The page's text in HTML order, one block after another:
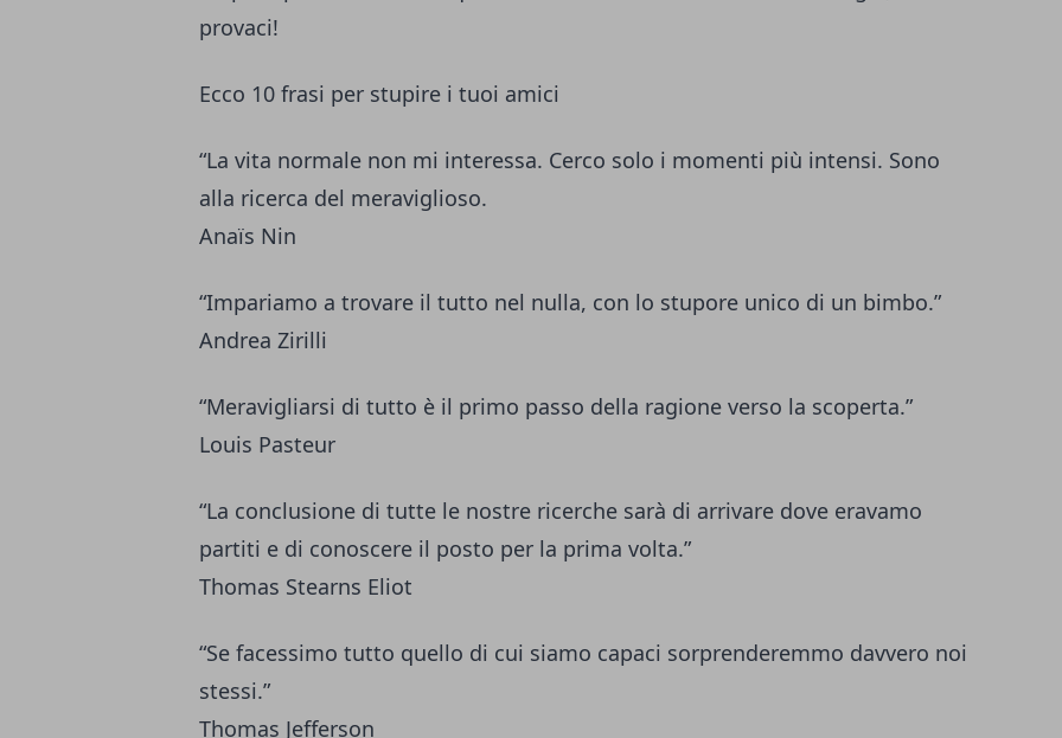
provaci!
Ecco 10 frasi per stupire i tuoi amici
“La vita normale non mi interessa. Cerco solo i momenti più intensi. Sono
alla ricerca del meraviglioso.
Anaïs Nin
“Impariamo a trovare il tutto nel nulla, con lo stupore unico di un bimbo.”
Andrea Zirilli
“Meravigliarsi di tutto è il primo passo della ragione verso la scoperta.”
Louis Pasteur
“La conclusione di tutte le nostre ricerche sarà di arrivare dove eravamo
partiti e di conoscere il posto per la prima volta.”
Thomas Stearns Eliot
“Se facessimo tutto quello di cui siamo capaci sorprenderemmo davvero noi
stessi.”
Thomas Jefferson